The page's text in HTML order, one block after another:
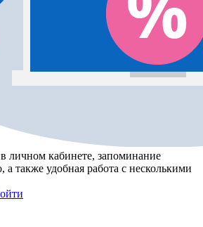
в личном кабинете, запоминание
, а также удобная работа с несколькими